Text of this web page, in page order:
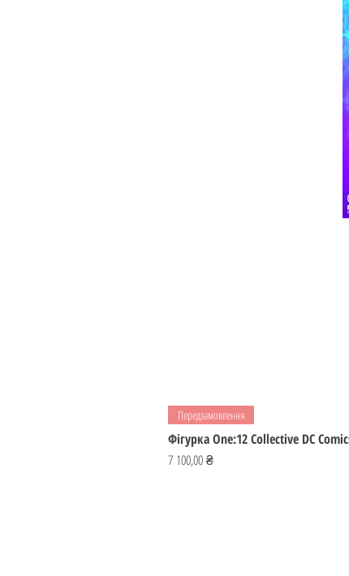
Передзамовлення
Фігурка One:12 Collective DC
Ціна
7 100,00 ₴